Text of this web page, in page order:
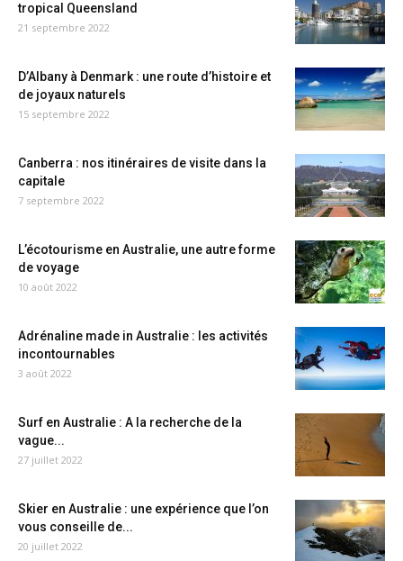
tropical Queensland
21 septembre 2022
D’Albany à Denmark : une route d’histoire et
de joyaux naturels
15 septembre 2022
Canberra : nos itinéraires de visite dans la
capitale
7 septembre 2022
L’écotourisme en Australie, une autre forme
de voyage
10 août 2022
Adrénaline made in Australie : les activités
incontournables
3 août 2022
Surf en Australie : A la recherche de la
vague...
27 juillet 2022
Skier en Australie : une expérience que l’on
vous conseille de...
20 juillet 2022